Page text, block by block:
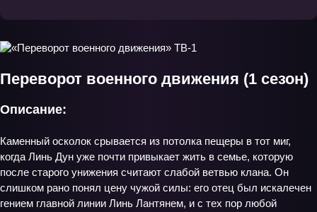
Переворот военного движения (1 сезон)
Описание:
Каменный осколок срывается из потолка пещеры в тот миг,
когда Линь Дун уже почти привыкает жить в семье, которую
после старого унижения считают слабой ветвью клана. Он
слишком рано понял цену чужой силы: его отец был искалечен
гением главной линии Линь Лантянем, и с тех пор любой